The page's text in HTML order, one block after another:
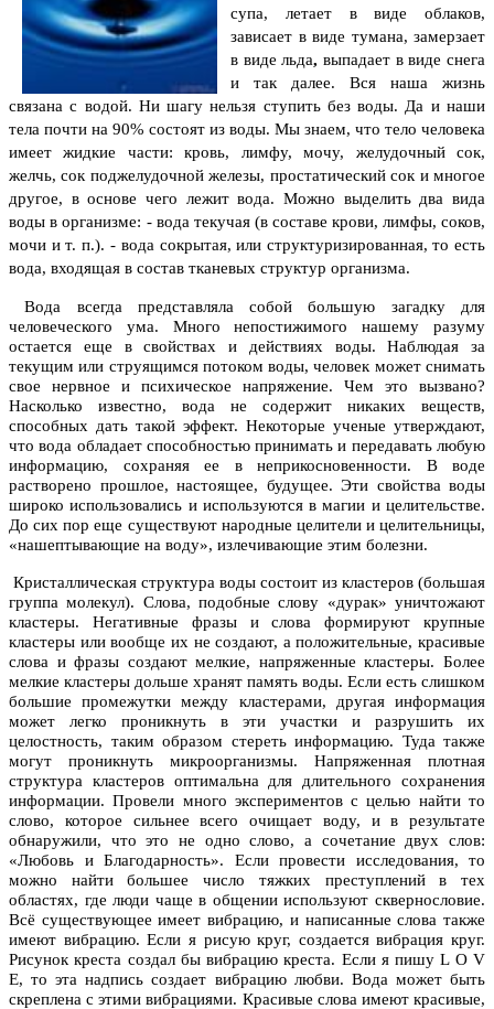
супа, летает в виде облаков,
зависает в виде ту­мана, замерзает
в виде льда,выпадает ввиде снега
и так далее. Вся наша жизнь
связана с водой. Нишагу нельзя ступить безводы. Да и наши
тела почти на 90% состоят из воды. Мы знаем, что тело человека
имеет жидкие части: кровь, лимфу, мочу, желудочный сок,
желчь, сок поджелудочной железы, простатический сок и многое
другое, в основе чего лежит вода. Можно выделить два вида
воды в организме: - вода текучая (в составе крови, лимфы, соков,
мочи и т. п.). - вода сокрытая, или структуризированная, то есть
вода, входящая в состав тканевых структур организма.
Вода всегда представляла собой большую загадку для
человеческого ума. Много непостижимого нашему разу­му
остается еще в свойствах и действиях воды. Наблюдая за
текущим или струящимся потоком воды, человек мо­жет снимать
свое нервное и психическое напряжение. Чем это вызвано?
Насколько известно, вода не содержит никаких веществ,
способных дать такой эффект. Неко­торые ученые утверждают,
что вода обладает способностью принимать и передавать любую
информацию, сохраняя ее в неприкосновенности. В воде
растворено прошлое, настоящее, будущее. Эти свойства воды
ши­роко использовались и используются в магии и целительстве.
До сих пор еще существуют народные целители и целительницы,
«нашептывающие на воду», излечивающие этим болезни.
Кристаллическая структура воды состоит из кластеров (большая
группа молекул). Слова, подобные слову «дурак» уничтожают
кластеры. Негативные фразы и слова формируют крупные
кластеры или вообще их не создают, а положительные, красивые
слова и фразы создают мелкие, напряженные кластеры. Более
мелкие кластеры дольше хранят память воды. Если есть слишком
большие промежутки между кластерами, другая информация
может легко проникнуть в эти участки и разрушить их
целостность, таким образом стереть информацию. Туда также
могут проникнуть микроорганизмы. Напряженная плотная
структура кластеров оптимальна для длительного сохранения
информации. Провели много экспериментов с целью найти то
слово, которое сильнее всего очищает воду, и в результате
обнаружили, что это не одно слово, а сочетание двух слов:
«Любовь и Благодарность». Если провести исследования, то
можно найти большее число тяжких преступлений в тех
областях, где люди чаще в общении используют сквернословие.
Всё существующее имеет вибрацию, и написанные слова также
имеют вибрацию. Если я рисую круг, создается вибрация круг.
Рисунок креста создал бы вибрацию креста. Если я пишу L O V
E, то эта надпись создает вибрацию любви. Вода может быть
скреплена с этими вибрациями. Красивые слова имеют красивые,